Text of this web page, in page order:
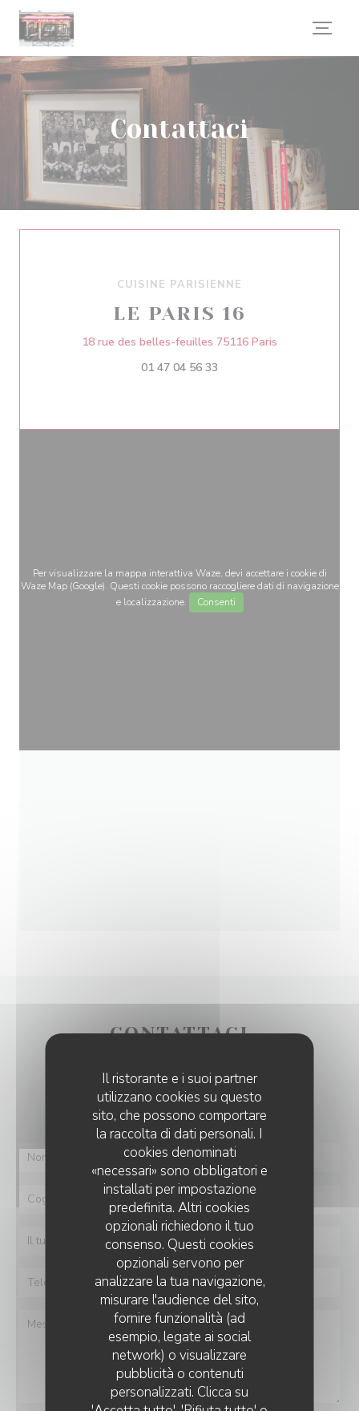
Personalizzazione delle tue scelte sui cookie
Il ristorante e i suoi partner
utilizzano cookies su questo
sito, che possono comportare
la raccolta di dati personali. I
cookies denominati
«necessari» sono obbligatori e
installati per impostazione
predefinita. Altri cookies
opzionali richiedono il tuo
consenso. Questi cookies
opzionali servono per
analizzare la tua navigazione,
misurare l'audience del sito,
fornire funzionalità (ad
esempio, legate ai social
network) o visualizzare
pubblicità o contenuti
personalizzati. Clicca su
Contattaci
CUISINE PARISIENNE
LE PARIS 16
18 rue des belles-feuilles 75116 Paris
01 47 04 56 33
Per visualizzare la mappa interattiva Waze, devi accettare i cookie di
Waze Map (Google). Questi cookie possono raccogliere dati di navigazione
e localizzazione.
Consenti
CONTATTACI
Vuoi contattarci?
Compila il modulo sottostante!